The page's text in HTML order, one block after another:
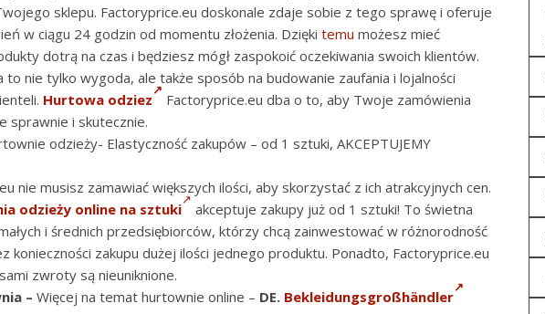
sklepu. Factoryprice.eu doskonale zdaje sobie z tego sprawę i oferuje
w ciągu 24 godzin od momentu złożenia. Dzięki temu możesz mieć
dotrą na czas i będziesz mógł zaspokoić oczekiwania swoich klientów.
to nie tylko wygoda, ale także sposób na budowanie zaufania i lojalności
Hurtowa odziez
Factoryprice.eu dba o to, aby Twoje zamówienia
sprawnie i skutecznie.
odzieży- Elastyczność zakupów – od 1 sztuki, AKCEPTUJEMY
nie musisz zamawiać większych ilości, aby skorzystać z ich atrakcyjnych cen.
odzieży online na sztuki
akceptuje zakupy już od 1 sztuki! To świetna
i średnich przedsiębiorców, którzy chcą zainwestować w różnorodność
konieczności zakupu dużej ilości jednego produktu. Ponadto, Factoryprice.eu
zwroty są nieuniknione.
– Więcej na temat hurtownie online – DE. Bekleidungsgroßhändler